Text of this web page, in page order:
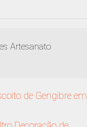
Artesanato
de Gengibre em